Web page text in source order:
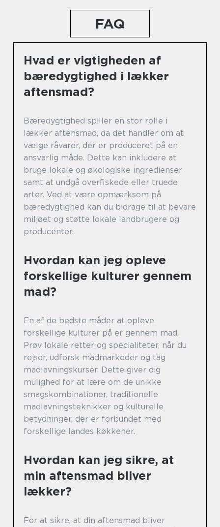
FAQ
Hvad er vigtigheden af
bæredygtighed i lækker
aftensmad?
Bæredygtighed spiller en stor rolle i
lækker aftensmad, da det handler om at
vælge råvarer, der er produceret på en
ansvarlig måde. Dette kan inkludere at
bruge lokale og økologiske ingredienser
samt at undgå overfiskede eller truede
arter. Ved at være opmærksom på
bæredygtighed kan du bidrage til at bevare
miljøet og støtte lokale landbrugere og
producenter.
Hvordan kan jeg opleve
forskellige kulturer gennem
mad?
En af de bedste måder at opleve
forskellige kulturer på er gennem mad.
Prøv lokale retter og specialiteter, når du
rejser, udforsk madmarkeder og tag
madlavningskurser. Dette giver dig
mulighed for at lære om de unikke
smagskombinationer, traditionelle
madlavningsteknikker og kulturelle
betydninger, der er forbundet med
forskellige landes køkkener.
Hvordan kan jeg sikre, at
min aftensmad bliver
lækker?
For at sikre, at din aftensmad bliver